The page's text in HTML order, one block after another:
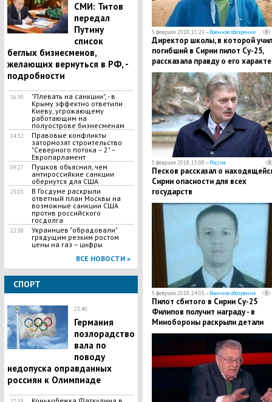
СМИ: Титов
передал
Путину
список
беглых бизнесменов,
желающих вернуться в РФ, -
подробности
16:30
"Плевать на санкции", - в
Крыму эффектно ответили
Киеву, угрожающему
работающим на
полуострове бизнесменам
14:52
Правовые конфликты
затормозят строительство
"Северного потока – 2" –
Европарламент
09:27
Пушков объяснил, чем
антироссийкие санкции
обернутся для США
23:03
В Госдуме раскрыли
ответный план Москвы на
возможные санкции США
против российского
госдолга
22:38
Украинцев "обрадовали"
грядущим резким ростом
цены на газ – цифры
ВСЕ НОВОСТИ »
СПОРТ
23:40
Германия
позлорадство
вала по
поводу
недопуска оправданных
россиян к Олимпиаде
5 февраля 2018, 15:21 —Военное обозрение
Директор школы, в которой
погибший в Сирии пилот Су-25,
рассказала правду о его
5 февраля 2018, 15:00 —Россия
Песков рассказал о
Сирии опасности для всех
государств
5 февраля 2018, 14:05 —Военное обозрение
Пилот сбитого в Сирии Су-25
Филипов получит награду - в
Минобороны раскрыли детали